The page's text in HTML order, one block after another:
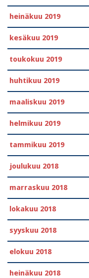
heinäkuu 2019
kesäkuu 2019
toukokuu 2019
huhtikuu 2019
maaliskuu 2019
helmikuu 2019
tammikuu 2019
joulukuu 2018
marraskuu 2018
lokakuu 2018
syyskuu 2018
elokuu 2018
heinäkuu 2018